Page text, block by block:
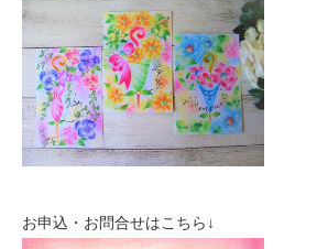
お申込・お問合せはこちら↓